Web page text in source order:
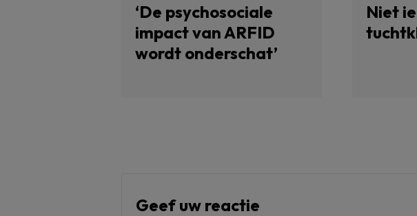
‘De psychosociale
impact van ARFID
wordt onderschat’
Niet
Geef uw reactie